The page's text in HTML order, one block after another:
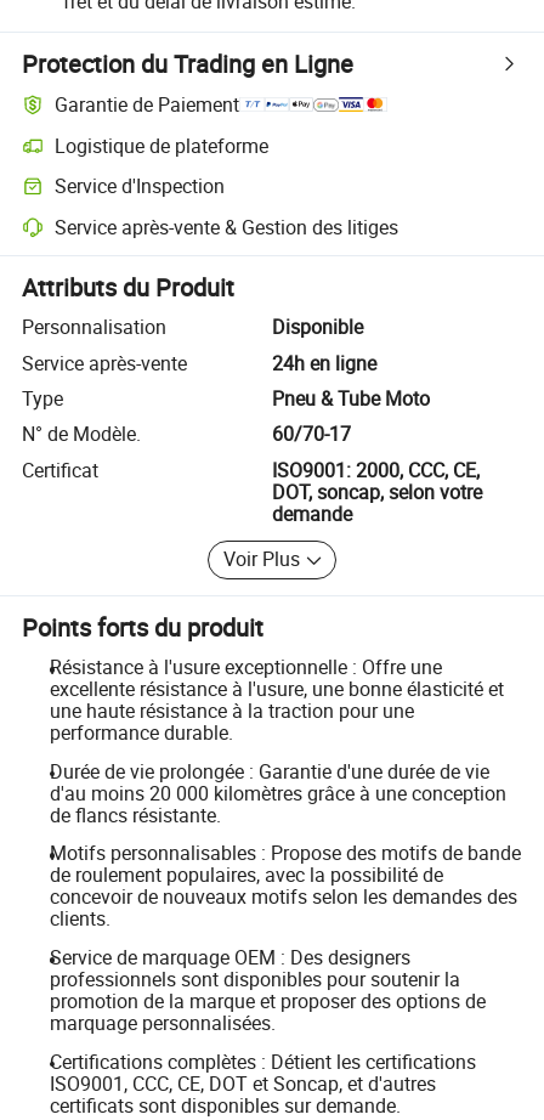
Protection du Trading en Ligne
Garantie de Paiement
Logistique de plateforme
Suivi d'expédition plus clair avec des logistiques prises en charge par
Service d'Inspection
Inspection préalable à l'expédition optionnelle pour des contrôles de
Service après-vente & Gestion des litiges
Résolution des litiges assistée par la plateforme, y compris les
Attributs du Produit
Personnalisation
Disponible
Service après-vente
24h en ligne
Type
Pneu & Tube Moto
N° de Modèle.
60/70-17
Certificat
ISO9001: 2000, CCC, CE,
DOT, soncap, selon votre
demande
Voir Plus
Points forts du produit
Résistance à l'usure exceptionnelle : Offre une
excellente résistance à l'usure, une bonne élasticité et
une haute résistance à la traction pour une
performance durable.
Durée de vie prolongée : Garantie d'une durée de vie
d'au moins 20 000 kilomètres grâce à une conception
de flancs résistante.
Motifs personnalisables : Propose des motifs de bande
de roulement populaires, avec la possibilité de
concevoir de nouveaux motifs selon les demandes des
clients.
Service de marquage OEM : Des designers
professionnels sont disponibles pour soutenir la
promotion de la marque et proposer des options de
marquage personnalisées.
Certifications complètes : Détient les certifications
ISO9001, CCC, CE, DOT et Soncap, et d'autres
certificats sont disponibles sur demande.